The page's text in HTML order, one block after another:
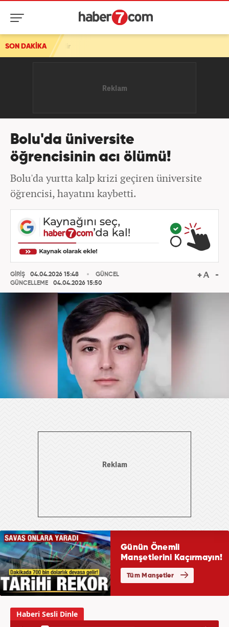
SON DAKİKA Savaş onlara yaradı! Tarihi rekor! Dakikada 700 bin
Bolu'da üniversite
öğrencisinin acı ölümü!
Bolu'da yurtta kalp krizi geçiren üniversite
öğrencisi, hayatını kaybetti.
GİRİŞ
04.04.2026 15:48
GÜNCELLEME
04.04.2026 15:50
GÜNCEL